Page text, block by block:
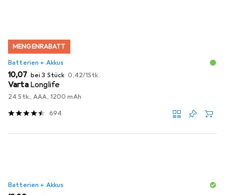
MENGENRABATT
Batterien + Akkus
EUR
10,07 bei 3 Stück EUR
0,42/1Stk.
Varta Longlife
24 Stk., AAA, 1200 mAh
694
Batterien + Akkus